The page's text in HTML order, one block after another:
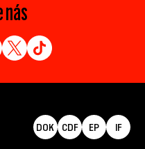
nás
DOK CDF EP IF